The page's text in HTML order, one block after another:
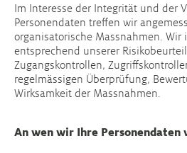
Im Interesse der Integrität und der
Personendaten treffen wir
organisatorische Massnahmen. Wir
entsprechend unserer
Zugangskontrollen,
regelmässigen Überprüfung,
Wirksamkeit der Massnahmen.
An wen wir Ihre Personendaten